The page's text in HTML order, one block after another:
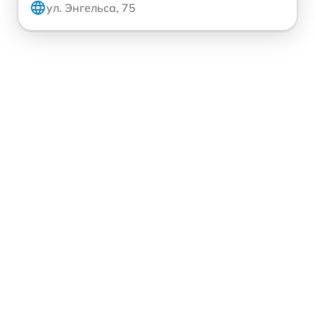
ул. Энгельса, 75